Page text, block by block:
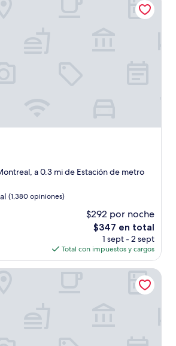
a 0.3 mi de Estación de metro
(1,380 opiniones)
$292 por noche
El
precio
actual
es
de
$347 en total
1 sept - 2 sept
Total con impuestos y cargos